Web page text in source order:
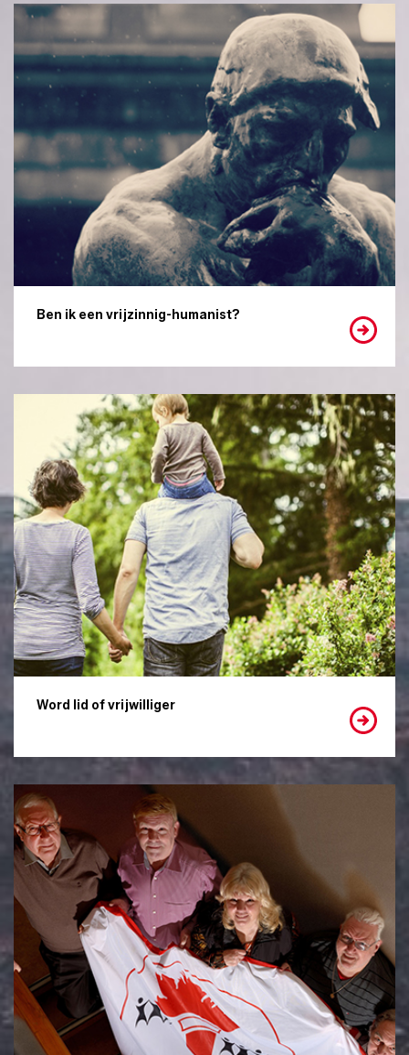
Ben ik een vrijzinnig-humanist?
Word lid of vrijwilliger